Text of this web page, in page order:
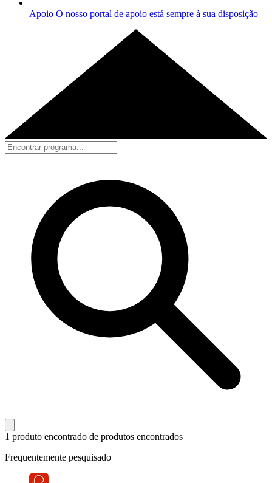
Apoio O nosso portal de apoio está sempre à sua disposição
1 produto encontrado de produtos encontrados
Frequentemente pesquisado